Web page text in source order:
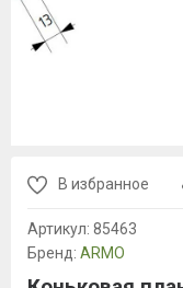
В избранное
Артикул: 85463
Бренд: ARMO